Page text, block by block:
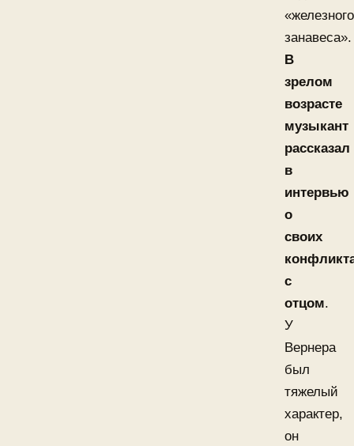
«железного
занавеса».
В
зрелом
возрасте
музыкант
рассказал
в
интервью
о
своих
с
отцом.
У
Вернера
был
тяжелый
характер,
он